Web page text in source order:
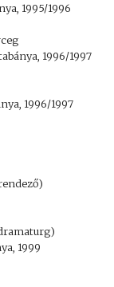
1995/1996
1996/1997
1996/1997
1999